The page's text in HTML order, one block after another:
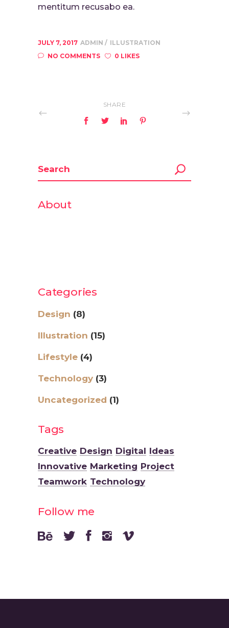
mentitum recusabo ea.
JULY 7, 2017 ADMIN
ILLUSTRATION
NO COMMENTS
0 LIKES
SHARE
About
Categories
Design (8)
Illustration (15)
Lifestyle (4)
Technology (3)
Uncategorized (1)
Tags
Creative Design Digital Ideas
Innovative Marketing Project
Teamwork Technology
Follow me